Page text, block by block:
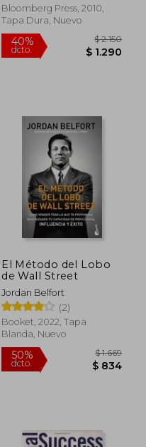
40%
dcto. $
investments (en
Inglés)
Bloomberg Press, 2010,
Tapa Dura, Nuevo
40%
El Método del Lobo
de Wall Street
Jordan Belfort
(2)
Booket, 2022, Tapa
Blanda, Nuevo